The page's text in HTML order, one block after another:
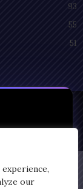
our
93
55
51